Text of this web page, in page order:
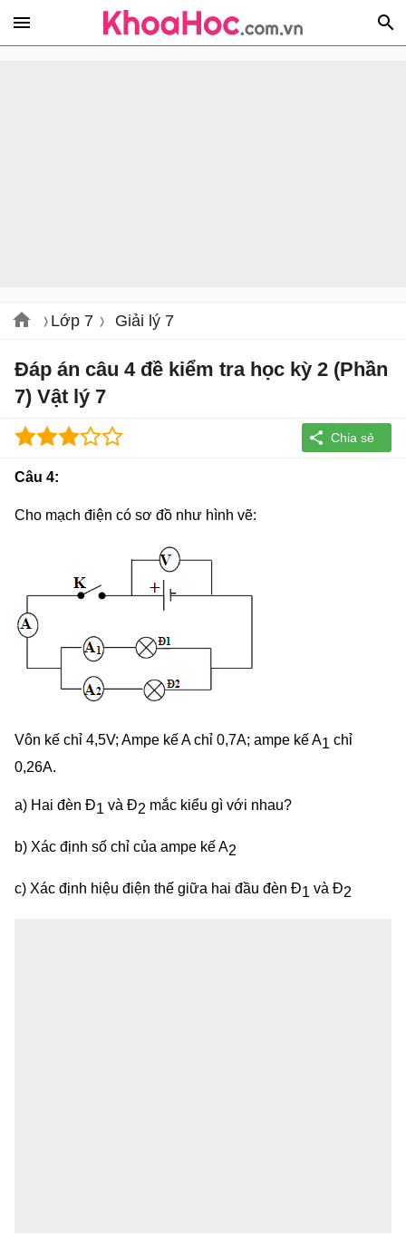
Lớp 7 Giải lý 7
Đáp án câu 4 đề kiểm tra học kỳ 2 (Phần
7) Vật lý 7
Câu 4:
Cho mạch điện có sơ đồ như hình vẽ:
Vôn kế chỉ 4,5V; Ampe kế A chỉ 0,7A; ampe kế A1 chỉ
0,26A.
a) Hai đèn Đ1 và Đ2 mắc kiểu gì với nhau?
b) Xác định số chỉ của ampe kế A2
c) Xác định hiệu điện thế giữa hai đầu đèn Đ1 và Đ2